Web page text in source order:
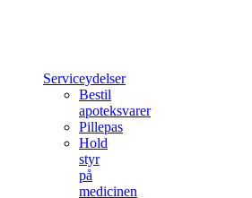
Serviceydelser
Bestil
apoteksvarer
Pillepas
Hold
styr
på
medicinen